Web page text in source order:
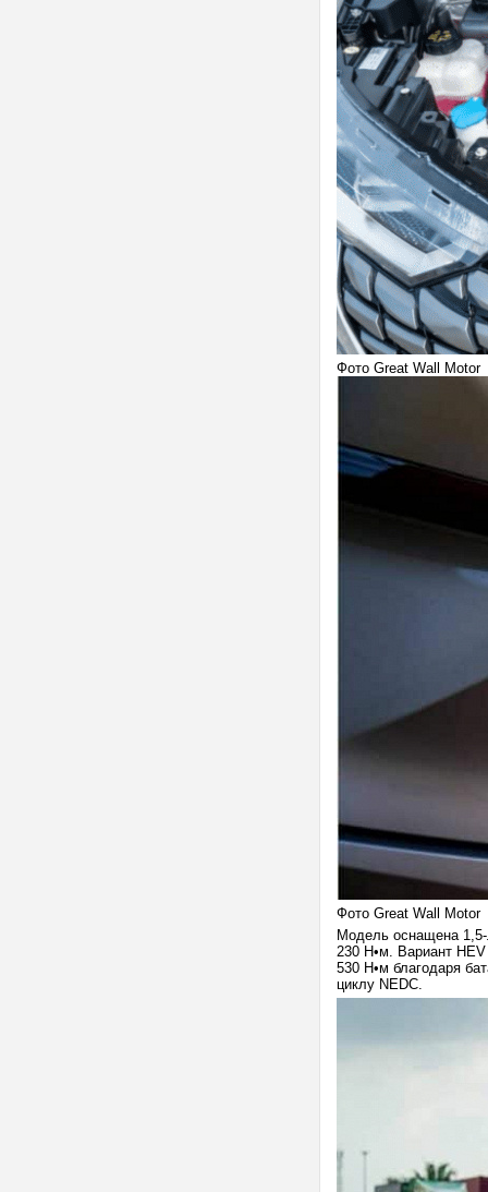
Фото Great Wall Motor
Фото Great Wall Motor
Модель оснащена
230 Н•м. Вариант
530 Н•м благодаря
циклу NEDC.